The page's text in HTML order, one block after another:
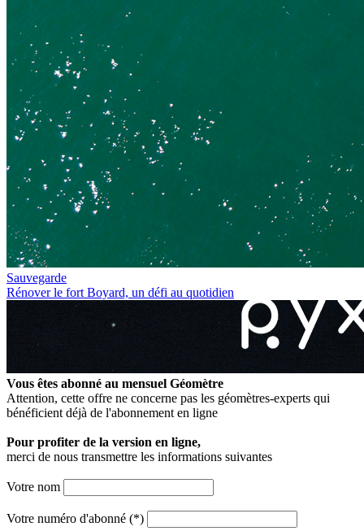
Sauvegarde
Rénover le fort Boyard, un défi au quotidien
Vous êtes abonné au mensuel Géomètre
Attention, cette offre ne concerne pas les géomètres-experts qui
bénéficient déjà de l'abonnement en ligne
Pour profiter de la version en ligne,
merci de nous transmettre les informations suivantes
Votre nom
Votre numéro d'abonné (*)